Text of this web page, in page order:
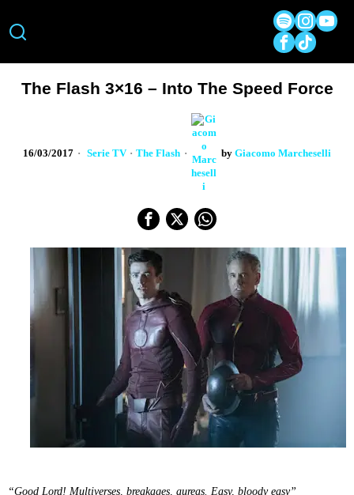
The Flash 3×16 – Into The Speed Force
16/03/2017 Serie TV · The Flash by Giacomo Marcheselli
“Good Lord! Multiverses, breakages, aureas. Easy, bloody easy”